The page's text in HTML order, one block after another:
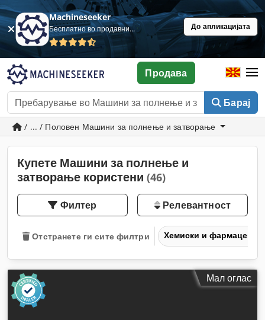
Machineseeker
Бесплатно во продавница До апликацијата
Барај
Продава
/ ... / Половен Машини за полнење и затворање
Купете Машини за полнење и
затворање користени (46)
Филтер Релевантност
Отстранете ги сите филтри Хемиски и
Мал оглас